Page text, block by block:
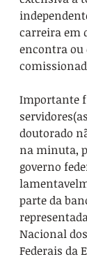
carreira em
encontra ou
Importante
doutorado
na minuta,
governo
parte da
Nacional
Federais da